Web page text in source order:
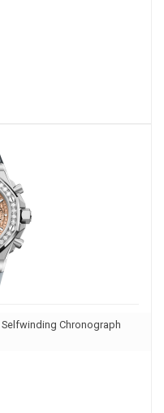
Chronograph